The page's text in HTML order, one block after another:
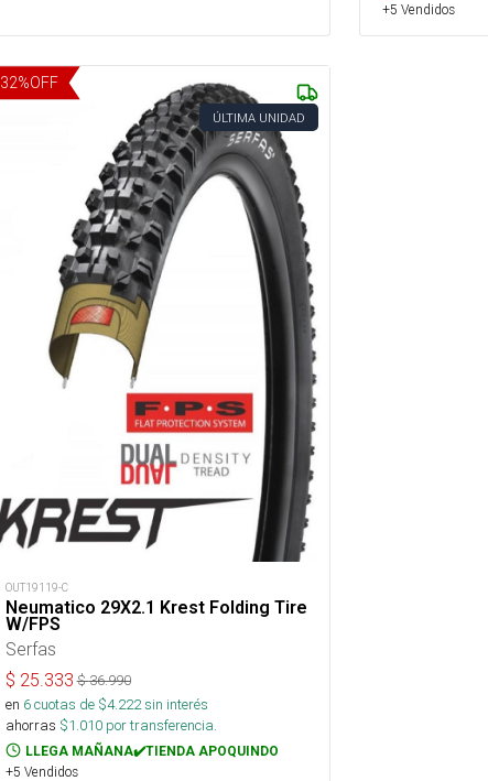
+5 Vendidos
32%OFF
ÚLTIMA UNIDAD
OUT19119-C
Neumatico 29X2.1 Krest Folding Tire
W/FPS
Serfas
$ 25.333 $36.990
en 6cuotas de $4.222sin interés
ahorras $1.010por transferencia.
LLEGA MAÑANA✔️TIENDA APOQUINDO
+5 Vendidos